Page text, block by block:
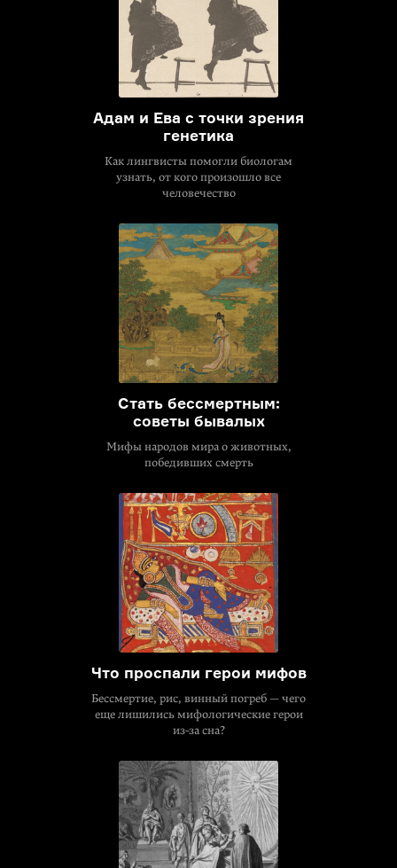
Адам и Ева с точки зрения
генетика
Как лингвисты помогли биологам
узнать, от кого произошло все
человечество
Стать бессмертным:
советы бывалых
Мифы народов мира о животных,
победивших смерть
Что проспали герои мифов
Бессмертие, рис, винный погреб — чего
еще лишились мифологические герои
из‑за сна?